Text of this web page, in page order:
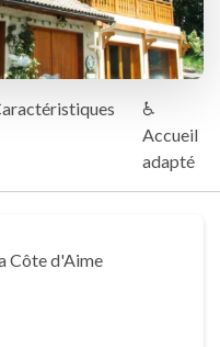
♿
Accueil
adapté
Côte d'Aime